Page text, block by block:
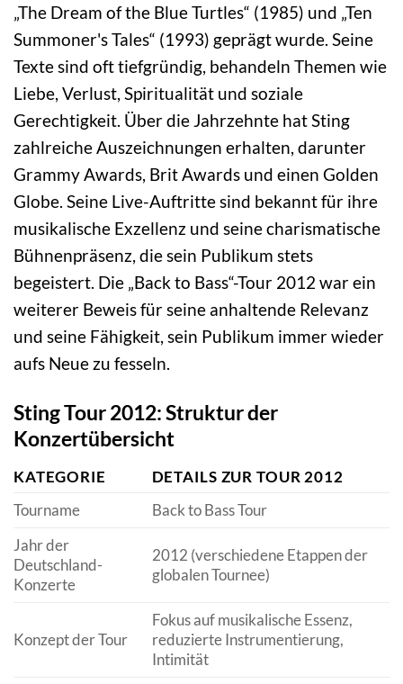
„The Dream of the Blue Turtles“ (1985) und „Ten
Summoner's Tales“ (1993) geprägt wurde. Seine
Texte sind oft tiefgründig, behandeln Themen wie
Liebe, Verlust, Spiritualität und soziale
Gerechtigkeit. Über die Jahrzehnte hat Sting
zahlreiche Auszeichnungen erhalten, darunter
Grammy Awards, Brit Awards und einen Golden
Globe. Seine Live-Auftritte sind bekannt für ihre
musikalische Exzellenz und seine charismatische
Bühnenpräsenz, die sein Publikum stets
begeistert. Die „Back to Bass“-Tour 2012 war ein
weiterer Beweis für seine anhaltende Relevanz
und seine Fähigkeit, sein Publikum immer wieder
aufs Neue zu fesseln.
Sting Tour 2012: Struktur der
Konzertübersicht
KATEGORIE
DETAILS ZUR TOUR 2012
Tourname
Back to Bass Tour
Jahr der
Deutschland-
Konzerte
2012 (verschiedene Etappen der
globalen Tournee)
Konzept der Tour
Fokus auf musikalische Essenz,
reduzierte Instrumentierung,
Intimität